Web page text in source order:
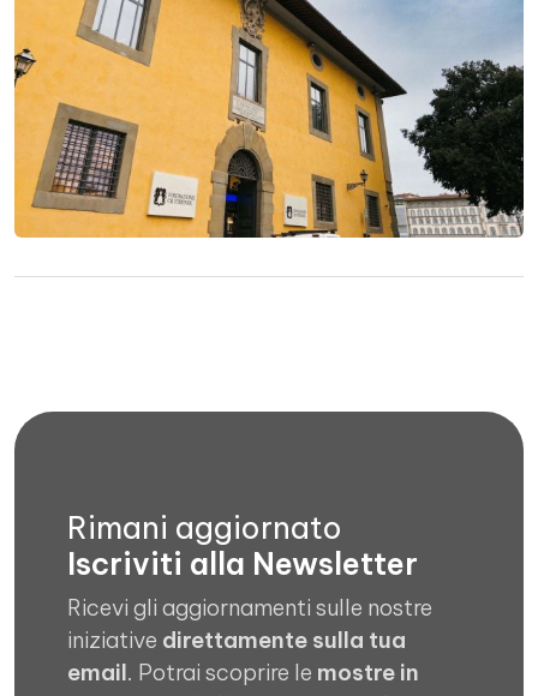
Rimani aggiornato
Iscriviti alla Newsletter
Ricevi gli aggiornamenti sulle nostre
iniziative direttamente sulla tua
email. Potrai scoprire le mostre in